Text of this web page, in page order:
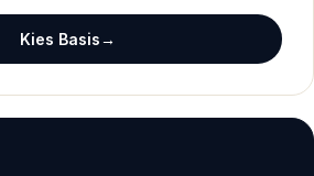
Kies Basis→